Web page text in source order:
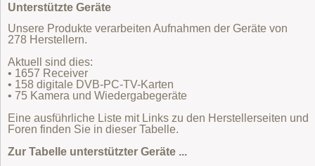
Unterstützte Geräte
Unsere Produkte verarbeiten Aufnahmen der Geräte von
278 Herstellern.
Aktuell sind dies:
• 1657 Receiver
• 158 digitale DVB-PC-TV-Karten
• 75 Kamera und Wiedergabegeräte
Eine ausführliche Liste mit Links zu den Herstellerseiten und
Foren finden Sie in dieser Tabelle.
Zur Tabelle unterstützter Geräte ...